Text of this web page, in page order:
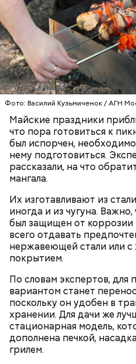
Фото: Василий Кузьмиченок / АГН
Майские праздники
что пора готовиться к
был испорчен,
нему подготовиться.
рассказали, на что
мангала.
Их изготавливают из
иногда и из чугуна.
был защищен от
всего отдавать
нержавеющей стали или
покрытием.
По словам экспертов, для
вариантом станет
поскольку он удобен в
хранении. Для дачи же
стационарная модель,
дополнена печкой,
грилем.
Ингредиенты:
растительное масло;
помидоры черри либо
Ранние плоды, по словам
беременным, кормящим
людям с ослабленной
пожилым;
детям.